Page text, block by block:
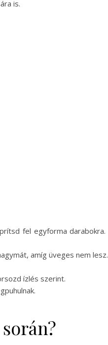
is.
fel egyforma
amíg üveges nem lesz.
ízlés szerint.